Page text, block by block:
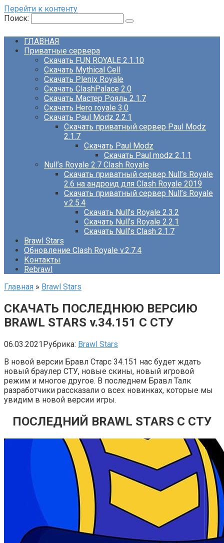
Перейти к контенту
Поиск:
ГЛАВНАЯ
Приватные сервера
Скачать FUN ROYALE 2.1.10
Скачать Mythical Cell
Скачать Plenix Royale
Скачать ClashPalace 2.0
Скачать Мастер Рояль 2.1.7
Скачать Hero royale 3.0
Скачать Paul Modz 2.2.1
Скачать приватный сервер Paul Modz
2.1.7
Скачать Paul Modz
Скачать Paul modz 2.1.1
Null’s Royale 2.7 Clash Royale
Скачать приватный сервер Null’s Royale
2.6 на андроид для Clash Royale 2019
Скачать приватный сервер Null’s Royale
v.2.5.4
Скачать Null’s Royale 2.3.2
Скачать Null’s Royale 2.2.1
Скачать Null’s Clash 2.1.7
Brawl Stars
Обновление Clash Royale v.2.7.4
Контакты
Rebrawl
Главная » Brawl Stars
СКАЧАТЬ ПОСЛЕДНЮЮ ВЕРСИЮ
BRAWL STARS v.34.151 С СТУ
06.03.2021Рубрика: Brawl Stars
В новой версии Бравл Старс 34.151 нас будет ждать
новый браулер СТУ, новые скины, новый игровой
режим и многое другое. В последнем Бравл Талк
разработчики рассказали о всех новинках, которые мы
увидим в новой версии игры.
ПОСЛЕДНИЙ BRAWL STARS С СТУ